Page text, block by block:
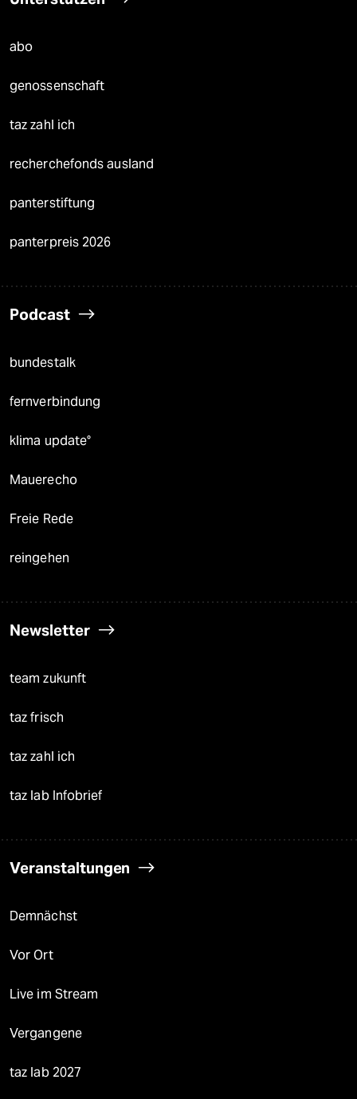
abo
genossenschaft
taz zahl ich
recherchefonds ausland
panterstiftung
panterpreis 2026
Podcast
bundestalk
fernverbindung
klima update°
Mauerecho
Freie Rede
reingehen
Newsletter
team zukunft
taz frisch
taz zahl ich
taz lab Infobrief
Veranstaltungen
Demnächst
Vor Ort
Live im Stream
Vergangene
taz lab 2027